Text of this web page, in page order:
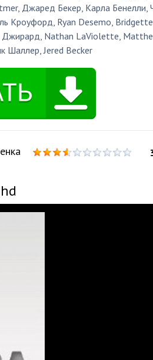
, Джаред Бекер, Карла Бенелли,
Кроуфорд, Ryan Desemo, Bridgette
, Nathan LaViolette,
Шаллер,Jered Becker